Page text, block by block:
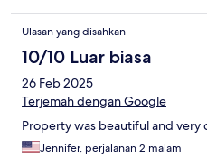
Ulasan yang disahkan
10/10 Luar biasa
26 Feb 2025
Terjemah dengan Google
Property was beautiful and
Jennifer, perjalanan 2 malam